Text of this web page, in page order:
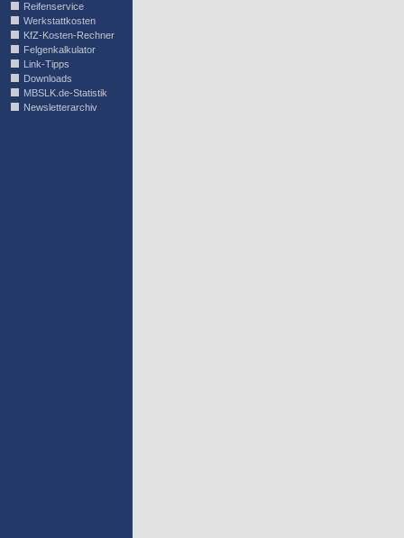
Reifenservice
Werkstattkosten
KfZ-Kosten-Rechner
Felgenkalkulator
Link-Tipps
Downloads
MBSLK.de-Statistik
Newsletterarchiv